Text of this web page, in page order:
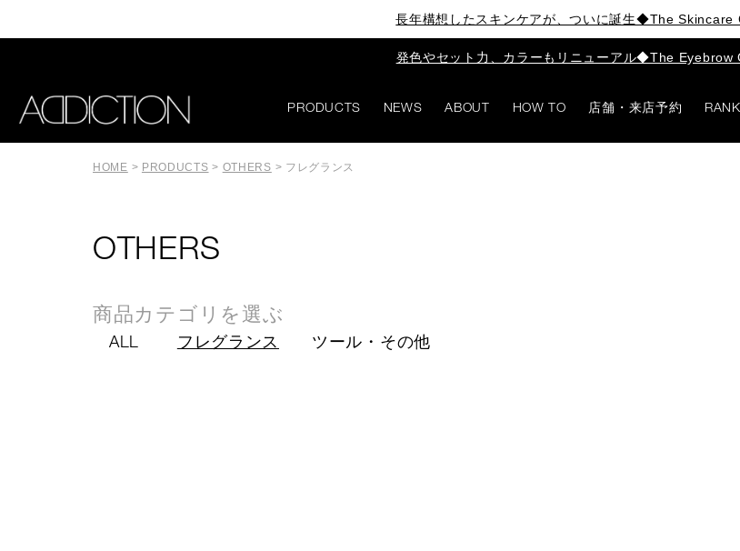
長年構想したスキンケアが、ついに誕生◆The Skincare
発色やセット力、カラーもリニューアル◆The Eyebrow
PRODUCTS NEWS ABOUT HOW TO 店舗・来店予約
HOME > PRODUCTS > OTHERS > フレグランス
OTHERS
商品カテゴリを選ぶ
ALL フレグランス ツール・その他